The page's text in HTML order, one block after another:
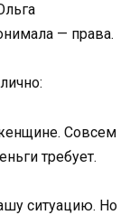
— права.
Совсем
требует.
ситуацию. Но